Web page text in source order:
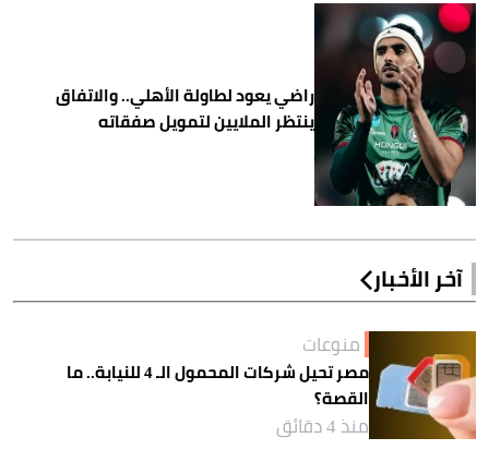
راضي يعود لطاولة الأهلي.. والاتفاق
ينتظر الملايين لتمويل صفقاته
آخر الأخبار
منوعات
مصر تحيل شركات المحمول الـ 4 للنيابة.. ما
القصة؟
منذ 4 دقائق